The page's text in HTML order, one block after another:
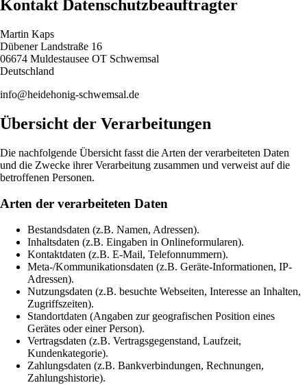
Kontakt Datenschutzbeauftragter
Martin Kaps
Dübener Landstraße 16
06674 Muldestausee OT Schwemsal
Deutschland
info@heidehonig-schwemsal.de
Übersicht der Verarbeitungen
Die nachfolgende Übersicht fasst die Arten der verarbeiteten Daten
und die Zwecke ihrer Verarbeitung zusammen und verweist auf die
betroffenen Personen.
Arten der verarbeiteten Daten
Bestandsdaten (z.B. Namen, Adressen).
Inhaltsdaten (z.B. Eingaben in Onlineformularen).
Kontaktdaten (z.B. E-Mail, Telefonnummern).
Meta-/Kommunikationsdaten (z.B. Geräte-Informationen, IP-
Adressen).
Nutzungsdaten (z.B. besuchte Webseiten, Interesse an Inhalten,
Zugriffszeiten).
Standortdaten (Angaben zur geografischen Position eines
Gerätes oder einer Person).
Vertragsdaten (z.B. Vertragsgegenstand, Laufzeit,
Kundenkategorie).
Zahlungsdaten (z.B. Bankverbindungen, Rechnungen,
Zahlungshistorie).